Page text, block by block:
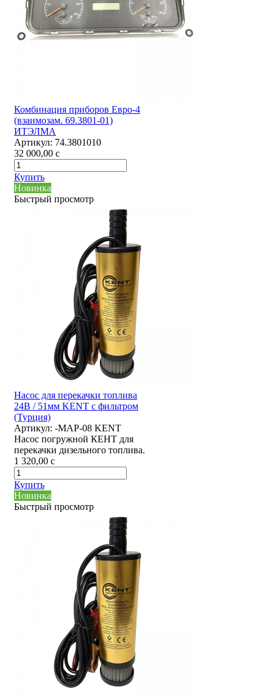
Комбинация приборов Евро-4
(взаимозам. 69.3801-01)
ИТЭЛМА
Артикул: 74.3801010
32 000,00 c
Купить
Новинка
Быстрый просмотр
Насос для перекачки топлива
24В / 51мм KENT с фильтром
(Турция)
Артикул: -MAP-08 KENT
Насос погружной КЕНТ для
перекачки дизельного топлива.
1 320,00 c
Купить
Новинка
Быстрый просмотр